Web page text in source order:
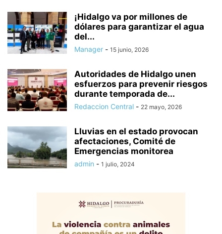
¡Hidalgo va por millones de
dólares para garantizar el agua
del...
Manager - 15 junio, 2026
Autoridades de Hidalgo unen
esfuerzos para prevenir riesgos
durante temporada de...
Redaccion Central - 22 mayo, 2026
Lluvias en el estado provocan
afectaciones, Comité de
Emergencias monitorea
admin - 1 julio, 2024